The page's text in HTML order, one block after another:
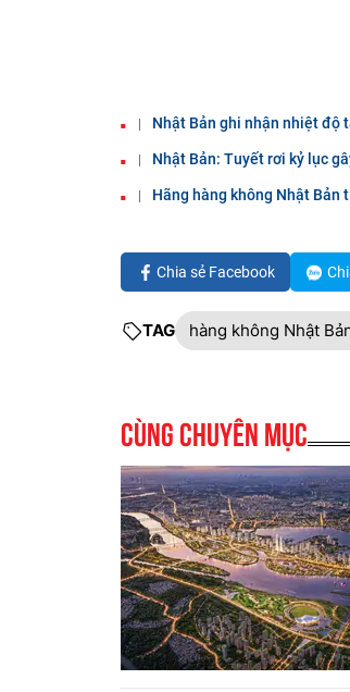
Nhật Bản ghi nhận nhiệt độ
Nhật Bản: Tuyết rơi kỷ lục
Hãng hàng không Nhật Bản
Chia sẻ Facebook
TAG hàng không Nhật
Cùng chuyên mục